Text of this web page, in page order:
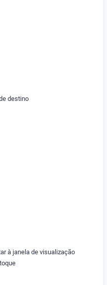
destino
à janela de visualização